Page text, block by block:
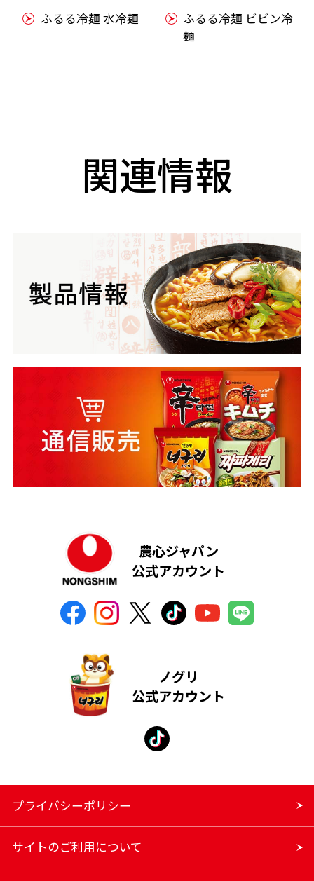
ふるる冷麺 水冷麺
ふるる冷麺 ビビン冷
麺
関連情報
農心ジャパン
公式アカウント
ノグリ
公式アカウント
プライバシーポリシー
サイトのご利用について